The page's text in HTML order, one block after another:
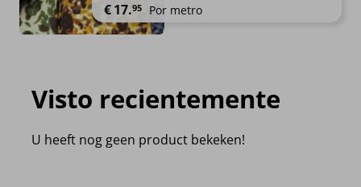
€17.95 Por metro
Visto recientemente
U heeft nog geen product bekeken!